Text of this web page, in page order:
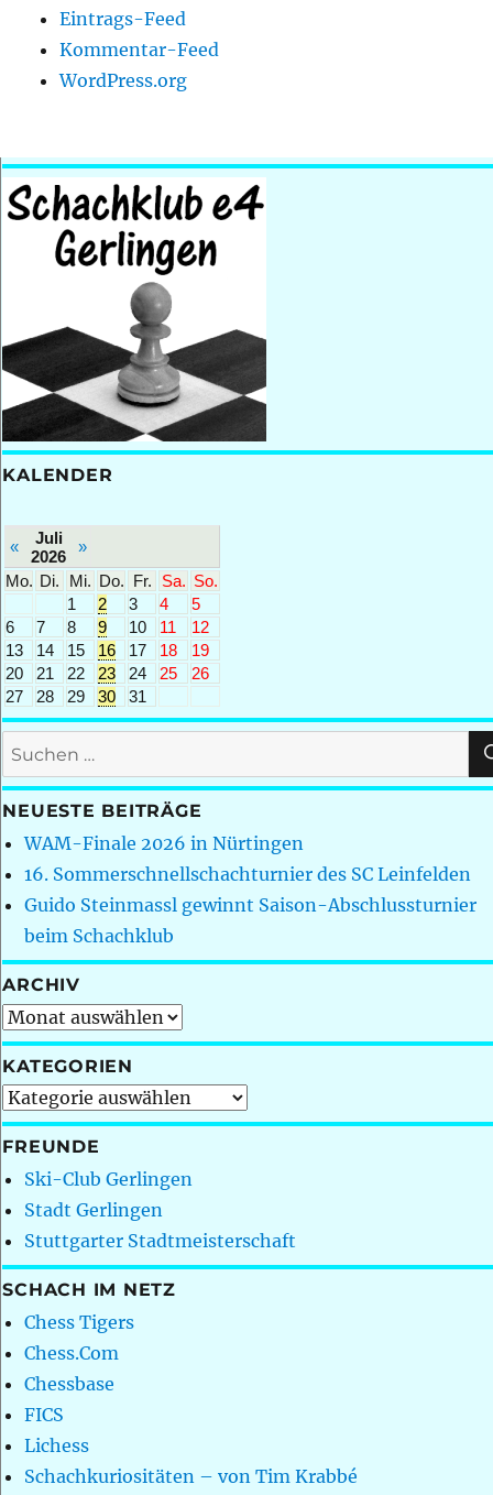
Eintrags-Feed
Kommentar-Feed
WordPress.org
KALENDER
«
Juli
2026
»
Mo. Di. Mi. Do. Fr. Sa. So.
1
2 3 4
5
6
7 8 9 10 11
12
13
14 15 16 17 18
19
20
21 22 23 24 25
26
27
28 29 30 31
Suchen
nach:
NEUESTE BEITRÄGE
WAM-Finale 2026 in Nürtingen
16. Sommerschnellschachturnier des SC Leinfelden
Guido Steinmassl gewinnt Saison-Abschlussturnier
beim Schachklub
ARCHIV
Archiv
KATEGORIEN
Kategorien
FREUNDE
Ski-Club Gerlingen
Stadt Gerlingen
Stuttgarter Stadtmeisterschaft
SCHACH IM NETZ
Chess Tigers
Chess.Com
Chessbase
FICS
Lichess
Schachkuriositäten – von Tim Krabbé